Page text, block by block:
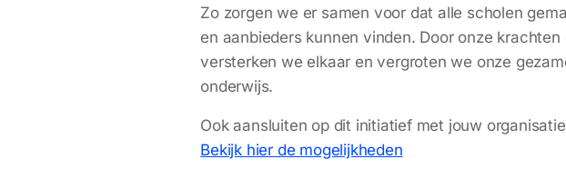
Zo zorgen we er samen voor dat alle scholen
en aanbieders kunnen vinden. Door onze
versterken we elkaar en vergroten we onze
onderwijs.
Ook aansluiten op dit initiatief met jouw
Bekijk hier de mogelijkheden